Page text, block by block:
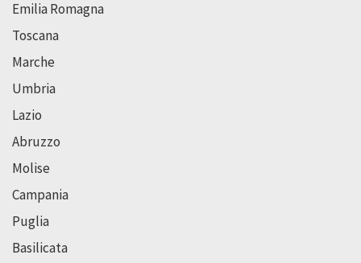
Emilia Romagna
Toscana
Marche
Umbria
Lazio
Abruzzo
Molise
Campania
Puglia
Basilicata